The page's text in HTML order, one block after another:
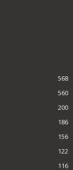
568
560
200
186
156
122
116